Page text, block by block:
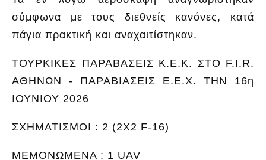
σύμφωνα με τους διεθνείς κανόνες, κατά
πάγια πρακτική και αναχαιτίστηκαν.
ΤΟΥΡΚΙΚΕΣ ΠΑΡΑΒΑΣΕΙΣ Κ.Ε.Κ. ΣΤΟ F.I.R.
ΑΘΗΝΩΝ - ΠΑΡΑΒΙΑΣΕΙΣ Ε.Ε.Χ. ΤΗΝ 16η
ΙΟΥΝΙΟΥ 2026
ΣΧΗΜΑΤΙΣΜΟΙ : 2 (2Χ2 F-16)
ΜΕΜΟΝΩΜΕΝΑ : 1 UAV